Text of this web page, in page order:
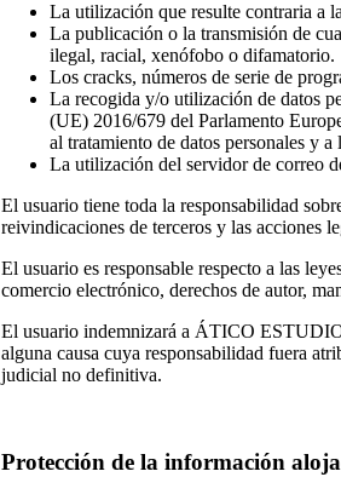
La utilización que resulte contraria a
La publicación o la transmisión de
ilegal, racial, xenófobo o difamatorio.
Los cracks, números de serie de
La recogida y/o utilización de datos
(UE) 2016/679 del Parlamento
al tratamiento de datos personales y
La utilización del servidor de correo
El usuario tiene toda la responsabilidad
reivindicaciones de terceros y las acciones
El usuario es responsable respecto a las
comercio electrónico, derechos de autor,
El usuario indemnizará a ÁTICO
alguna causa cuya responsabilidad fuera
judicial no definitiva.
Protección de la información